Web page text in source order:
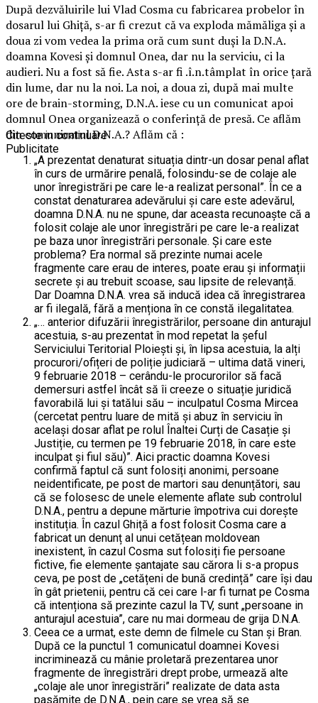
După dezvăluirile lui Vlad Cosma cu fabricarea probelor în
dosarul lui Ghiță, s-ar fi crezut că va exploda mămăliga și a
doua zi vom vedea la prima oră cum sunt duși la D.N.A.
doamna Kovesi și domnul Onea, dar nu la serviciu, ci la
audieri. Nu a fost să fie. Asta s-ar fi .î.n.tâmplat în orice țară
din lume, dar nu la noi. La noi, a doua zi, după mai multe
ore de brain-storming, D.N.A. iese cu un comunicat apoi
domnul Onea organizează o conferință de presă. Ce aflăm
din comunicatul D.N.A.? Aflăm că :
„A prezentat denaturat situația dintr-un dosar penal aflat
în curs de urmărire penală, folosindu-se de colaje ale
unor înregistrări pe care le-a realizat personal”. În ce a
constat denaturarea adevărului și care este adevărul,
doamna D.N.A. nu ne spune, dar aceasta recunoaște că a
folosit colaje ale unor înregistrări pe care le-a realizat
pe baza unor înregistrări personale. Și care este
problema? Era normal să prezinte numai acele
fragmente care erau de interes, poate erau și informații
secrete și au trebuit scoase, sau lipsite de relevanță.
Dar Doamna D.N.A. vrea să inducă idea că înregistrarea
ar fi ilegală, fără a menționa în ce constă ilegalitatea.
„… anterior difuzării înregistrărilor, persoane din anturajul
acestuia, s-au prezentat în mod repetat la șeful
Serviciului Teritorial Ploiești și, în lipsa acestuia, la alți
procurori/ofițeri de poliție judiciară – ultima dată vineri,
9 februarie 2018 – cerându-le procurorilor să facă
demersuri astfel încât să îi creeze o situație juridică
favorabilă lui și tatălui său – inculpatul Cosma Mircea
(cercetat pentru luare de mită și abuz în serviciu în
același dosar aflat pe rolul Înaltei Curți de Casație și
Justiție, cu termen pe 19 februarie 2018, în care este
inculpat și fiul său)”. Aici practic doamna Kovesi
confirmă faptul că sunt folosiți anonimi, persoane
neidentificate, pe post de martori sau denunțători, sau
că se folosesc de unele elemente aflate sub controlul
D.N.A., pentru a depune mărturie împotriva cui dorește
instituția. În cazul Ghiță a fost folosit Cosma care a
fabricat un denunț al unui cetățean moldovean
inexistent, în cazul Cosma sut folosiți fie persoane
fictive, fie elemente șantajate sau cărora li s-a propus
ceva, pe post de „cetățeni de bună credință” care își dau
în gât prietenii, pentru că cei care l-ar fi turnat pe Cosma
că intenționa să prezinte cazul la TV, sunt „persoane in
anturajul acestuia”, care nu mai dormeau de grija D.N.A.
Ceea ce a urmat, este demn de filmele cu Stan și Bran.
După ce la punctul 1 comunicatul doamnei Kovesi
incriminează cu mânie proletară prezentarea unor
fragmente de înregistrări drept probe, urmează alte
„colaje ale unor înregistrări” realizate de data asta
pasămite de D.N.A., pein care se vrea să se
Citeste in continuare
Publicitate